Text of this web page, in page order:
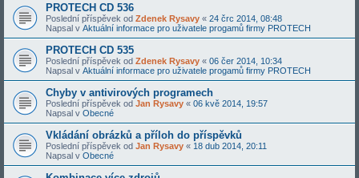
PROTECH CD 536
Poslední příspěvek od Zdenek Rysavy « 24 črc 2014, 08:48
Napsal v Aktuální informace pro uživatele progamů firmy PROTECH
PROTECH CD 535
Poslední příspěvek od Zdenek Rysavy « 06 čer 2014, 10:34
Napsal v Aktuální informace pro uživatele progamů firmy PROTECH
Chyby v antivirových programech
Poslední příspěvek od Jan Rysavy « 06 kvě 2014, 19:57
Napsal v Obecné
Vkládání obrázků a příloh do příspěvků
Poslední příspěvek od Jan Rysavy « 18 dub 2014, 20:11
Napsal v Obecné